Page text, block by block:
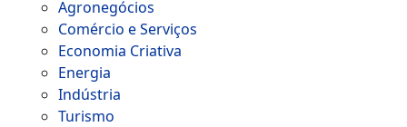
Agronegócios
Comércio e Serviços
Economia Criativa
Energia
Indústria
Turismo